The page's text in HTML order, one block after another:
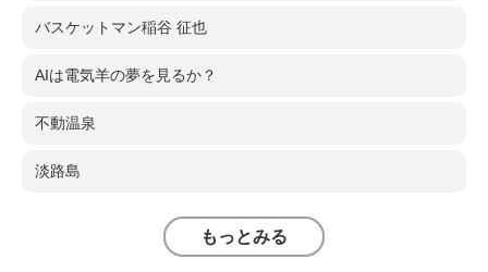
バスケットマン稲谷 征也
AIは電気羊の夢を見るか？
不動温泉
淡路島
もっとみる